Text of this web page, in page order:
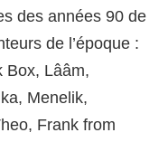
des années 90 de
de l’époque :
Box, Lââm,
Menelik,
Frank from